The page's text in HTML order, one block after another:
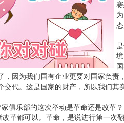
，因为我们国有企业更要对国家负责
交代。这是国家的财产，所以我们其
乐部的这次举动是革命还是改革？
都可以。革命，是说进行第一次